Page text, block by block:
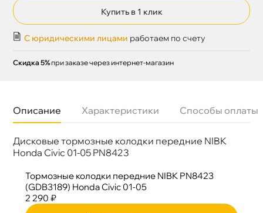
Купить в 1 клик
С юридическими лицами работаем по счету
Скидка 5% при заказе через интернет-магазин
Описание Характеристики Способы оплаты
Дисковые тормозные колодки передние NIBK
Honda Civic 01-05 PN8423
Бренд
NIBK
Артикул
PN8423
Длина колодок
135,2 мм
Толщина колодок
15.8 мм
Тормозные колодки передние NIBK PN8423
(GDB3189) Honda Civic 01-05
2 290 ₽